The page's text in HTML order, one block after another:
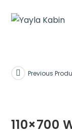
Previous
110×700